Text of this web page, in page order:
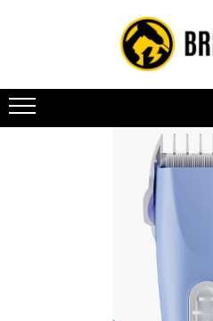
Toate Produsele
Vehicule electrice
Atv
Piese de schimb vehicule electrice